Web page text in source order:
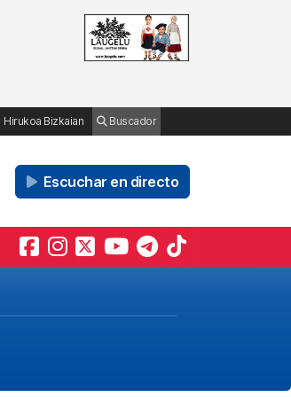
Hirukoa Bizkaian Buscador
Escuchar en directo